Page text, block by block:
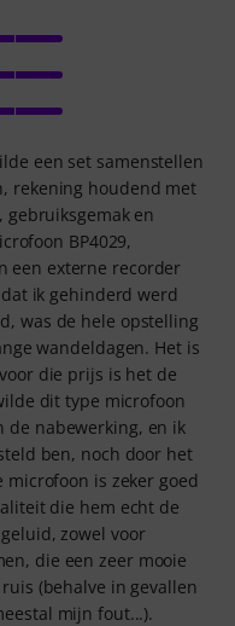
een set samenstellen
rekening houdend met
en
BP4029,
een externe recorder
ik gehinderd werd
was de hele opstelling
wandeldagen. Het is
die prijs is het de
dit type microfoon
de nabewerking, en ik
ben, noch door het
is zeker goed
die hem echt de
zowel voor
die een zeer mooie
(behalve in gevallen
mijn fout...).